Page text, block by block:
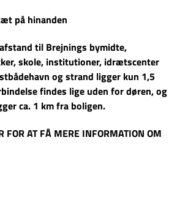
på hinanden
til Brejnings bymidte,
skole, institutioner, idrætscenter
og strand ligger kun 1,5
findes lige uden for døren, og
ca. 1 km fra boligen.
FOR AT FÅ MERE INFORMATION OM